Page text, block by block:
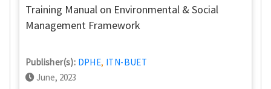
Training Manual on Environmental & Social
Management Framework
Publisher(s): DPHE, ITN-BUET
June, 2023